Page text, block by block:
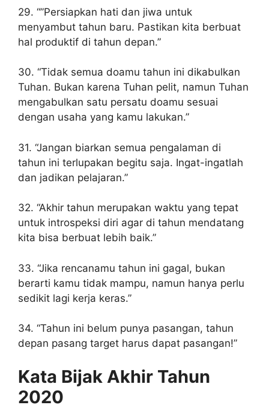
29. “”Persiapkan hati dan jiwa untuk
menyambut tahun baru. Pastikan kita berbuat
hal produktif di tahun depan.”
30. “Tidak semua doamu tahun ini dikabulkan
Tuhan. Bukan karena Tuhan pelit, namun Tuhan
mengabulkan satu persatu doamu sesuai
dengan usaha yang kamu lakukan.”
31. “Jangan biarkan semua pengalaman di
tahun ini terlupakan begitu saja. Ingat-ingatlah
dan jadikan pelajaran.”
32. “Akhir tahun merupakan waktu yang tepat
untuk introspeksi diri agar di tahun mendatang
kita bisa berbuat lebih baik.”
33. “Jika rencanamu tahun ini gagal, bukan
berarti kamu tidak mampu, namun hanya perlu
sedikit lagi kerja keras.”
34. “Tahun ini belum punya pasangan, tahun
depan pasang target harus dapat pasangan!”
Kata Bijak Akhir Tahun
2020